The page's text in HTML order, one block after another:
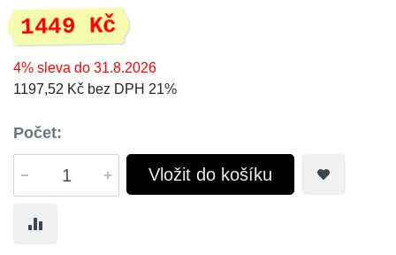
1449 Kč
4% sleva do 31.8.2026
1197,52 Kč bez DPH 21%
Počet:
Vložit do košíku